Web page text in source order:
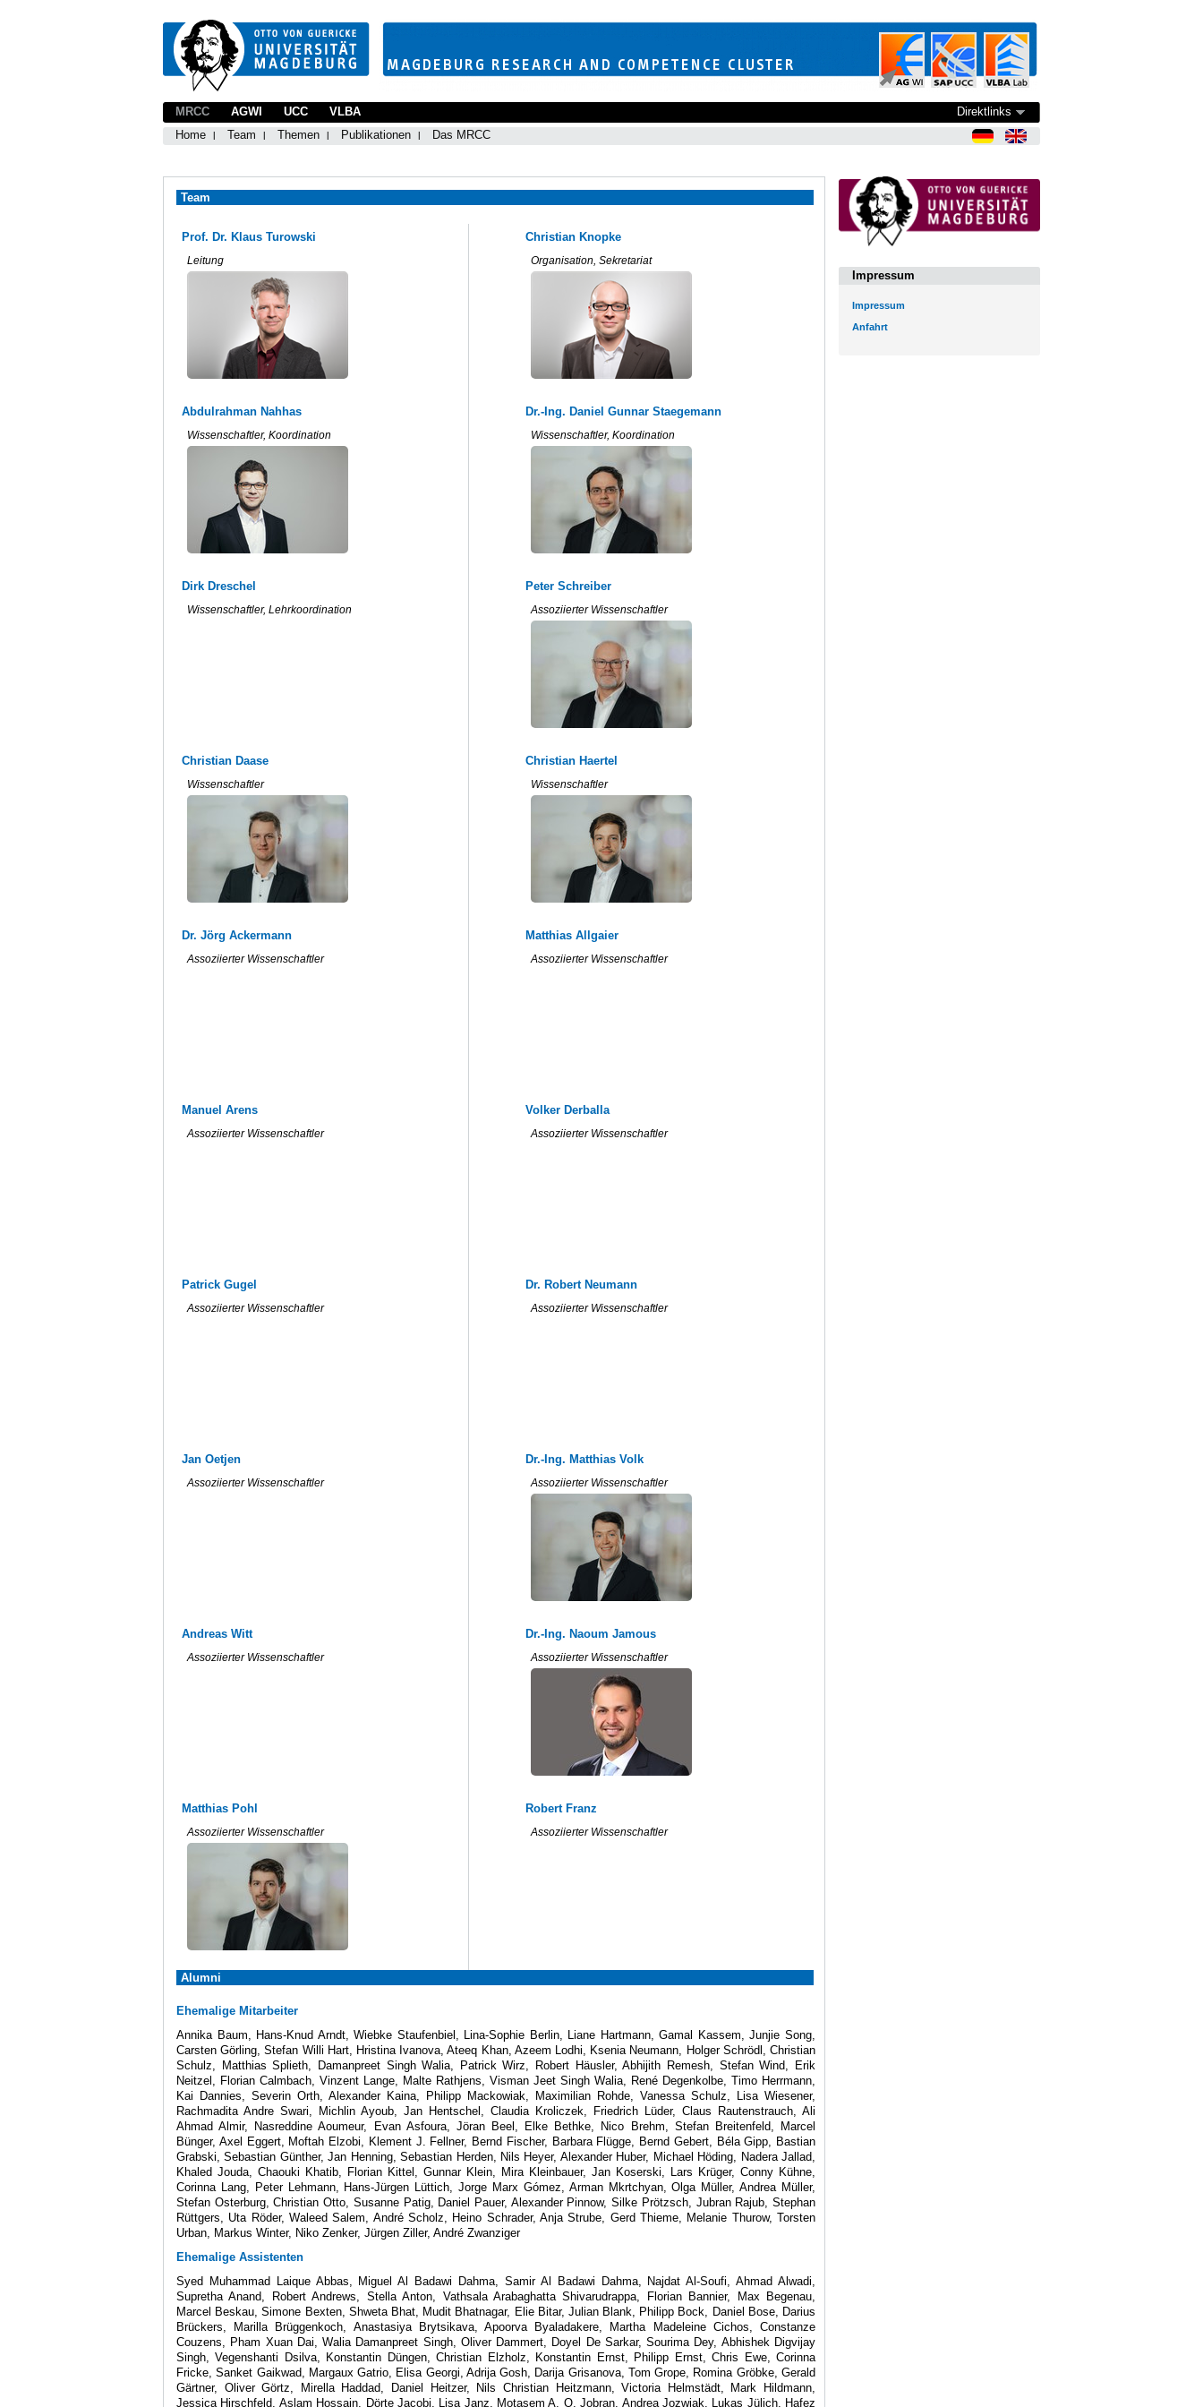
MRCC
Home
Team Themen Publikationen Das MRCC
AGWI UCC VLBA Direktlinks
Team
Prof. Dr. Klaus Turowski
Leitung
Christian Knopke
Organisation, Sekretariat
Abdulrahman Nahhas
Wissenschaftler, Koordination
Dr.-Ing. Daniel Gunnar Staegemann
Wissenschaftler, Koordination
Dirk Dreschel
Wissenschaftler, Lehrkoordination
Peter Schreiber
Assoziierter Wissenschaftler
Christian Daase
Wissenschaftler
Christian Haertel
Wissenschaftler
Dr. Jörg Ackermann
Assoziierter Wissenschaftler
Matthias Allgaier
Assoziierter Wissenschaftler
Manuel Arens
Assoziierter Wissenschaftler
Volker Derballa
Assoziierter Wissenschaftler
Patrick Gugel
Assoziierter Wissenschaftler
Dr. Robert Neumann
Assoziierter Wissenschaftler
Jan Oetjen
Assoziierter Wissenschaftler
Dr.-Ing. Matthias Volk
Assoziierter Wissenschaftler
Andreas Witt
Assoziierter Wissenschaftler
Dr.-Ing. Naoum Jamous
Assoziierter Wissenschaftler
Matthias Pohl
Assoziierter Wissenschaftler
Robert Franz
Assoziierter Wissenschaftler
Alumni
Ehemalige Mitarbeiter
Annika Baum, Hans-Knud Arndt, Wiebke Staufenbiel, Lina-Sophie Berlin, Liane Hartmann, Gamal Kassem, Junjie Song,
Carsten Görling, Stefan Willi Hart, Hristina Ivanova, Ateeq Khan, Azeem Lodhi, Ksenia Neumann, Holger Schrödl, Christian
Schulz, Matthias Splieth, Damanpreet Singh Walia, Patrick Wirz, Robert Häusler, Abhijith Remesh, Stefan Wind, Erik
Neitzel, Florian Calmbach, Vinzent Lange, Malte Rathjens, Visman Jeet Singh Walia, René Degenkolbe, Timo Herrmann,
Kai Dannies, Severin Orth, Alexander Kaina, Philipp Mackowiak, Maximilian Rohde, Vanessa Schulz, Lisa Wiesener,
Rachmadita Andre Swari, Michlin Ayoub, Jan Hentschel, Claudia Kroliczek, Friedrich Lüder, Claus Rautenstrauch, Ali
Ahmad Almir, Nasreddine Aoumeur, Evan Asfoura, Jöran Beel, Elke Bethke, Nico Brehm, Stefan Breitenfeld, Marcel
Bünger, Axel Eggert, Moftah Elzobi, Klement J. Fellner, Bernd Fischer, Barbara Flügge, Bernd Gebert, Béla Gipp, Bastian
Grabski, Sebastian Günther, Jan Henning, Sebastian Herden, Nils Heyer, Alexander Huber, Michael Höding, Nadera Jallad,
Khaled Jouda, Chaouki Khatib, Florian Kittel, Gunnar Klein, Mira Kleinbauer, Jan Koserski, Lars Krüger, Conny Kühne,
Corinna Lang, Peter Lehmann, Hans-Jürgen Lüttich, Jorge Marx Gómez, Arman Mkrtchyan, Olga Müller, Andrea Müller,
Stefan Osterburg, Christian Otto, Susanne Patig, Daniel Pauer, Alexander Pinnow, Silke Prötzsch, Jubran Rajub, Stephan
Rüttgers, Uta Röder, Waleed Salem, André Scholz, Heino Schrader, Anja Strube, Gerd Thieme, Melanie Thurow, Torsten
Urban, Markus Winter, Niko Zenker, Jürgen Ziller, André Zwanziger
Ehemalige Assistenten
Syed Muhammad Laique Abbas, Miguel Al Badawi Dahma, Samir Al Badawi Dahma, Najdat Al-Soufi, Ahmad Alwadi,
Supretha Anand, Robert Andrews, Stella Anton, Vathsala Arabaghatta Shivarudrappa, Florian Bannier, Max Begenau,
Marcel Beskau, Simone Bexten, Shweta Bhat, Mudit Bhatnagar, Elie Bitar, Julian Blank, Philipp Bock, Daniel Bose, Darius
Brückers, Marilla Brüggenkoch, Anastasiya Brytsikava, Apoorva Byaladakere, Martha Madeleine Cichos, Constanze
Couzens, Pham Xuan Dai, Walia Damanpreet Singh, Oliver Dammert, Doyel De Sarkar, Sourima Dey, Abhishek Digvijay
Singh, Vegenshanti Dsilva, Konstantin Düngen, Christian Elzholz, Konstantin Ernst, Philipp Ernst, Chris Ewe, Corinna
Fricke, Sanket Gaikwad, Margaux Gatrio, Elisa Georgi, Adrija Gosh, Darija Grisanova, Tom Grope, Romina Gröbke, Gerald
Gärtner, Oliver Görtz, Mirella Haddad, Daniel Heitzer, Nils Christian Heitzmann, Victoria Helmstädt, Mark Hildmann,
Jessica Hirschfeld, Aslam Hossain, Dörte Jacobi, Lisa Janz, Motasem A. O. Jobran, Andrea Jozwiak, Lukas Jülich, Hafez
Impressum
Impressum
Anfahrt